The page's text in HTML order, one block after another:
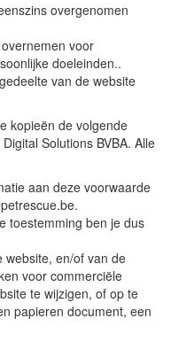
overgenomen
voor
doeleinden..
van de website
kopieën de volgende
Solutions BVBA. Alle
aan deze voorwaarde
toestemming ben je dus
website, en/of van de
voor commerciële
te wijzigen, of op te
papieren document, een